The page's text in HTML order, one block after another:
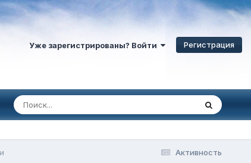
Уже зарегистрированы? Войти Регистрация
Активность